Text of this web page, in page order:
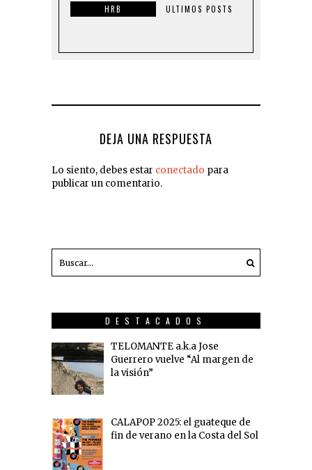
HRB ULTIMOS POSTS
DEJA UNA RESPUESTA
Lo siento, debes estar conectado para
publicar un comentario.
DESTACADOS
TELOMANTE a.k.a Jose
Guerrero vuelve “Al margen de
la visión”
CALAPOP 2025: el guateque de
fin de verano en la Costa del Sol